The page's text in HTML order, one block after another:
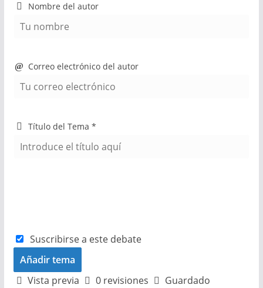
Nombre del autor
Correo electrónico del autor
Título del Tema *
Suscribirse a este debate
Vista previa 0revisiones Guardado